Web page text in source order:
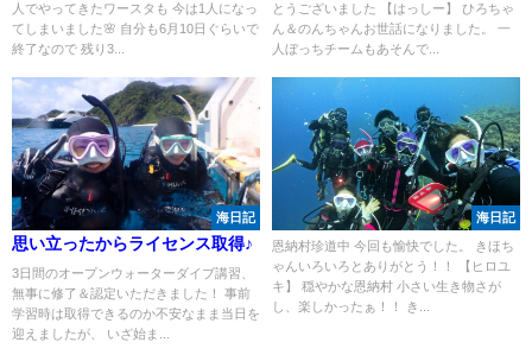
人でやってきたワースタも 今は1人になっ
てしまいました🌸 自分も6月10日ぐらいで
終了なので 残り3...
とうございました 【はっしー】 ひろちゃ
ん＆のんちゃんお世話になりました。 一
人ぼっちチームもあそんで...
海日記
思い立ったからライセンス取得♪
3日間のオープンウォーターダイブ講習、
無事に修了＆認定いただきました！ 事前
学習時は取得できるのか不安なまま当日を
迎えましたが、 いざ始ま...
海日記
恩納村珍道中 今回も愉快でした。 きほち
ゃんいろいろとありがとう！！ 【ヒロユ
キ】 穏やかな恩納村 小さい生き物さが
し、楽しかったぁ！！ き...